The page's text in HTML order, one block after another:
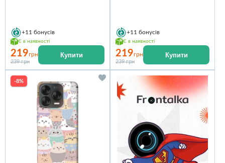
+11 бонусів
Є в наявності
219грн
239 грн
Купити
+11 бонусів
Є в наявності
219грн
239 грн
Купити
-8%